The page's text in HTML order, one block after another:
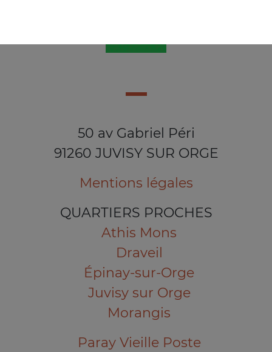
50 av Gabriel Péri
91260 JUVISY SUR ORGE
Mentions légales
QUARTIERS PROCHES
Athis Mons
Draveil
Épinay-sur-Orge
Juvisy sur Orge
Morangis
Paray Vieille Poste